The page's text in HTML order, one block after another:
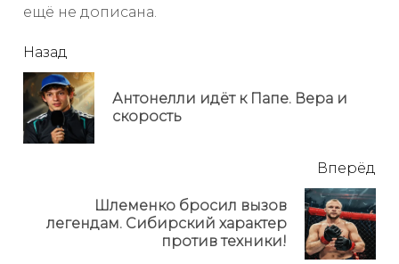
ещё не дописана.
читать
еще
Назад
Антонелли идёт к Папе. Вера и
скорость
Вперёд
Next
Шлеменко бросил вызов
легендам. Сибирский характер
против техники!